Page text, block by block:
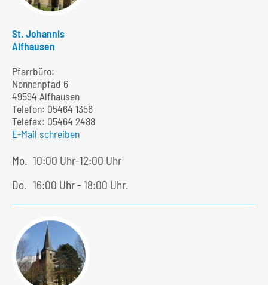
St. Johannis
Alfhausen
Pfarrbüro:
Nonnenpfad 6
49594 Alfhausen
Telefon: 05464 1356
Telefax: 05464 2488
E-Mail schreiben
Mo.
10:00 Uhr-12:00 Uhr
Do.
16:00 Uhr - 18:00 Uhr.